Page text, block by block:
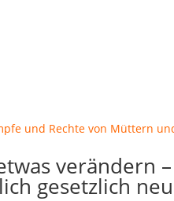
verändern
gesetzlich